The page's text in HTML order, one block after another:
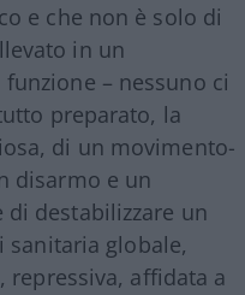
e che non è solo di
in un
– nessuno ci
preparato, la
di un movimento-
disarmo e un
destabilizzare un
sanitaria globale,
repressiva, affidata a